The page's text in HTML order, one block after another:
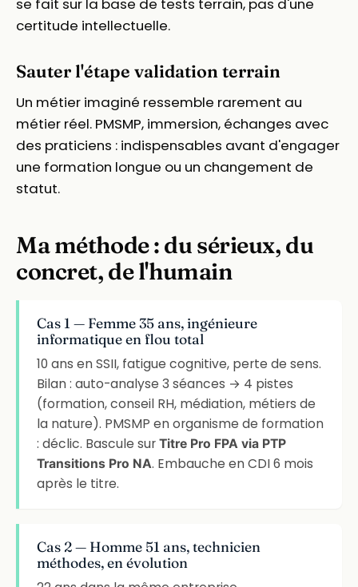
se fait sur la base de tests terrain, pas d'une
certitude intellectuelle.
Sauter l'étape validation terrain
Un métier imaginé ressemble rarement au
métier réel. PMSMP, immersion, échanges avec
des praticiens : indispensables avant d'engager
une formation longue ou un changement de
statut.
Ma méthode : du sérieux, du
concret, de l'humain
Cas 1 — Femme 35 ans, ingénieure
informatique en flou total
10 ans en SSII, fatigue cognitive, perte de sens.
Bilan : auto-analyse 3 séances → 4 pistes
(formation, conseil RH, médiation, métiers de
la nature). PMSMP en organisme de formation
: déclic. Bascule surTitre Pro FPA via PTP
Transitions Pro NA. Embauche en CDI 6 mois
après le titre.
Cas 2 — Homme 51 ans, technicien
méthodes, en évolution